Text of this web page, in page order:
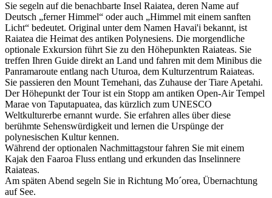
Sie segeln auf die benachbarte Insel Raiatea, deren Name auf
Deutsch „ferner Himmel“ oder auch „Himmel mit einem sanften
Licht“ bedeutet. Original unter dem Namen Havai'i bekannt, ist
Raiatea die Heimat des antiken Polynesiens. Die morgendliche
optionale Exkursion führt Sie zu den Höhepunkten Raiateas. Sie
treffen Ihren Guide direkt an Land und fahren mit dem Minibus die
Panramaroute entlang nach Uturoa, dem Kulturzentrum Raiateas.
Sie passieren den Mount Temehani, das Zuhause der Tiare Apetahi.
Der Höhepunkt der Tour ist ein Stopp am antiken Open-Air Tempel
Marae von Taputapuatea, das kürzlich zum UNESCO
Weltkulturerbe ernannt wurde. Sie erfahren alles über diese
berühmte Sehenswürdigkeit und lernen die Urspünge der
polynesischen Kultur kennen.
Während der optionalen Nachmittagstour fahren Sie mit einem
Kajak den Faaroa Fluss entlang und erkunden das Inselinnere
Raiateas.
Am späten Abend segeln Sie in Richtung Mo´orea, Übernachtung
auf See.